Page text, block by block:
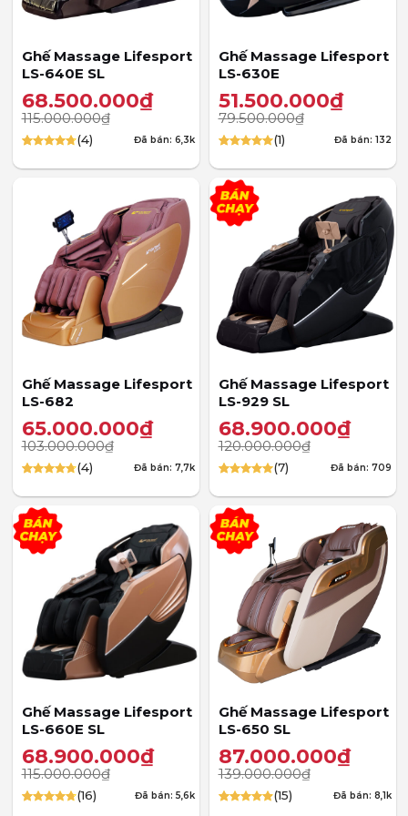
Ghế Massage Lifesport
LS-640E SL
68.500.000₫
115.000.000₫
dựa trên
(4) Đã bán: 6,3k
Ghế Massage Lifesport
LS-630E
51.500.000₫
79.500.000₫
dựa trên
đánh giá
(1) Đã bán: 132
Ghế Massage Lifesport
LS-682
65.000.000₫
103.000.000₫
dựa trên
đánh giá
(4) Đã bán: 7,7k
Ghế Massage Lifesport
LS-929 SL
68.900.000₫
120.000.000₫
dựa trên
đánh giá
(7) Đã bán: 709
Ghế Massage Lifesport
LS-660E SL
68.900.000₫
115.000.000₫
(16) Đã bán: 5,6k
Ghế Massage Lifesport
LS-650 SL
87.000.000₫
139.000.000₫
(15) Đã bán: 8,1k